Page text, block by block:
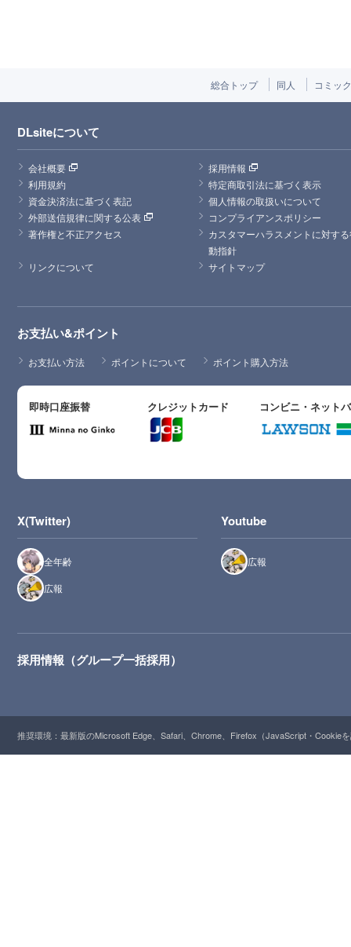
総合トップ 同人 コミッ
DLsiteについて
会社概要
採用情報
利用規約
特定商取引法に基づく表示
資金決済法に基づく表記
個人情報の取扱いについて
外部送信規律に関する公表
コンプライアンスポリシー
著作権と不正アクセス
カスタマーハラスメントに対す
動指針
リンクについて
サイトマップ
お支払い&ポイント
お支払い方法 ポイントについて ポイント購入方法
即時口座振替 クレジットカード コンビニ・ネット
X(Twitter)
全年齢
広報
Youtube
広報
採用情報（グループ一括採用）
推奨環境：最新版のMicrosoft Edge、Safari、Chrome、Firefox（JavaScript・Cookie